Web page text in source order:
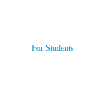
For Students